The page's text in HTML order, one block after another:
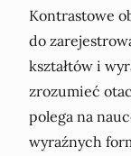
Kontrastowe
do
kształtów i
zrozumieć
polega na
wyraźnych